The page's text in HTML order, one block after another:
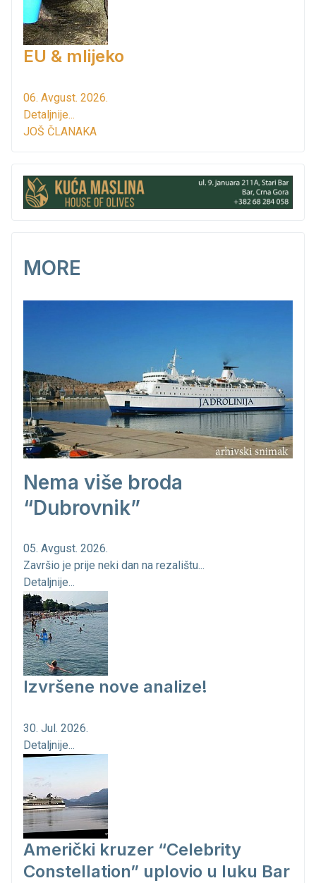
EU & mlijeko
06. Avgust. 2026.
Detaljnije...
JOŠ ČLANAKA
MORE
Nema više broda
“Dubrovnik”
05. Avgust. 2026.
Završio je prije neki dan na rezalištu...
Detaljnije...
Izvršene nove analize!
30. Jul. 2026.
Detaljnije...
Američki kruzer “Celebrity
Constellation” uplovio u luku Bar